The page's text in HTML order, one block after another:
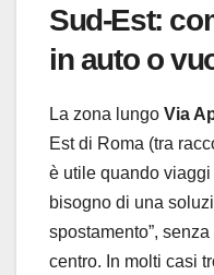
Sud-Est:
in auto o
La zona lungo Via
Est di Roma (tra
è utile quando
bisogno di una
spostamento”,
centro. In molti casi